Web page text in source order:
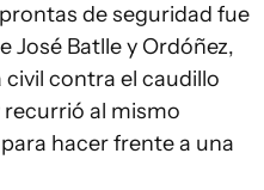
de seguridad fue
José Batlle y Ordóñez,
contra el caudillo
recurrió al mismo
hacer frente a una